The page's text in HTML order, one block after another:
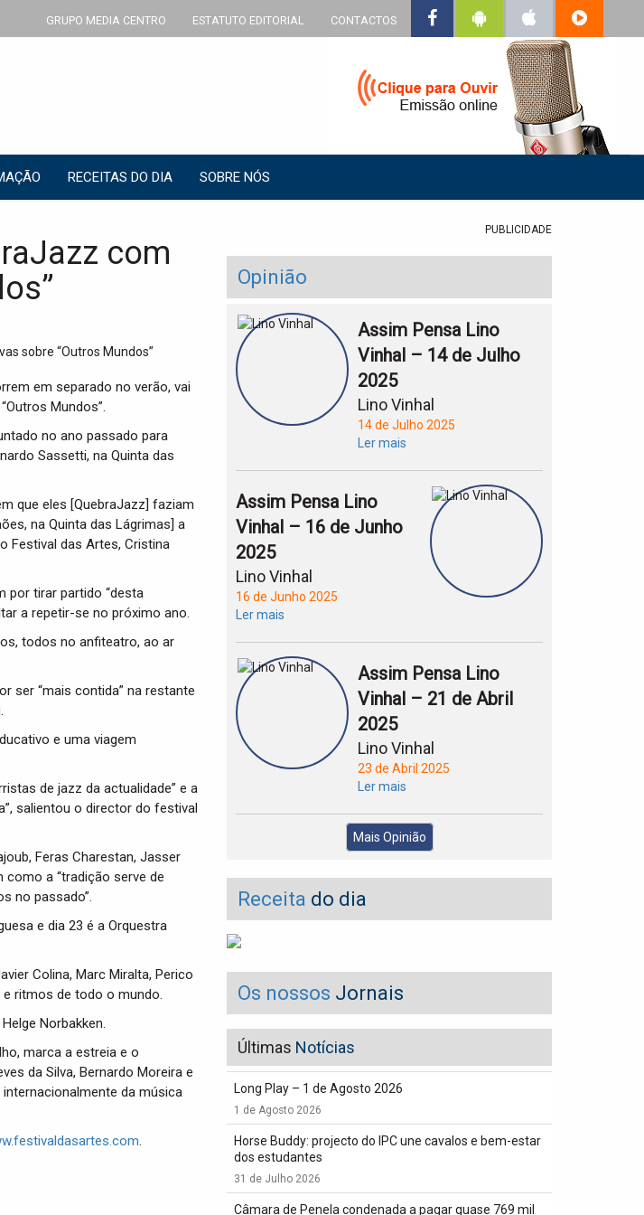
GRUPO MEDIA CENTRO ESTATUTO EDITORIAL CONTACTOS
RECEITAS DO DIA SOBRE NÓS
com
em separado no verão, vai
Mundos”.
no ano passado para
Sassetti, na Quinta das
que eles [QuebraJazz] faziam
na Quinta das Lágrimas] a
Festival das Artes, Cristina
por tirar partido “desta
a repetir-se no próximo ano.
todos no anfiteatro, ao ar
ser “mais contida” na restante
e uma viagem
de jazz da actualidade” e a
salientou o director do festival
Feras Charestan, Jasser
a “tradição serve de
no passado”.
e dia 23 é a Orquestra
Colina, Marc Miralta, Perico
ritmos de todo o mundo.
Norbakken.
marca a estreia e o
da Silva, Bernardo Moreira e
da música
.
PUBLICIDADE
Opinião
Assim Pensa Lino
Vinhal – 14 de Julho
2025
Lino Vinhal
14 de Julho 2025
Ler mais
Assim Pensa Lino
Vinhal – 16 de Junho
2025
Lino Vinhal
16 de Junho 2025
Ler mais
Assim Pensa Lino
Vinhal – 21 de Abril
2025
Lino Vinhal
23 de Abril 2025
Ler mais
Mais Opinião
Receita do dia
Os nossos Jornais
Últimas Notícias
Long Play – 1 de Agosto 2026
1 de Agosto 2026
Horse Buddy: projecto do IPC une cavalos e bem-estar
dos estudantes
31 de Julho 2026
Câmara de Penela condenada a pagar quase 769 mil